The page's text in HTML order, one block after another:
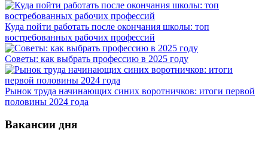
Куда пойти работать после окончания школы: топ
востребованных рабочих профессий
Советы: как выбрать профессию в 2025 году
Рынок труда начинающих синих воротничков: итоги первой
половины 2024 года
Вакансии дня